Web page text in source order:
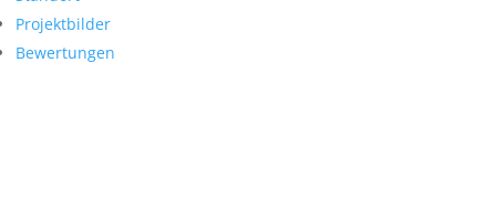
Projektbilder
Bewertungen